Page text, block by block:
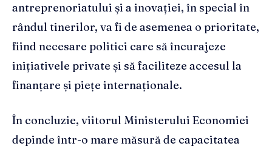
antreprenoriatului și a inovației, în special în
rândul tinerilor, va fi de asemenea o prioritate,
fiind necesare politici care să încurajeze
inițiativele private și să faciliteze accesul la
finanțare și piețe internaționale.
În concluzie, viitorul Ministerului Economiei
depinde într-o mare măsură de capacitatea